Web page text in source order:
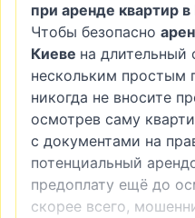
при аренде квартир
Чтобы безопасно
Киеве на длительный
нескольким простым
никогда не вносите
осмотрев саму
с документами на
потенциальный
предоплату ещё до
скорее всего,